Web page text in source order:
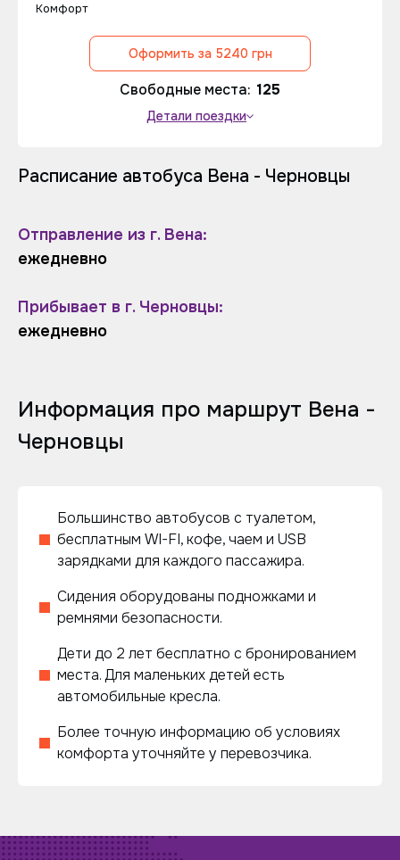
Комфорт
Оформить за 5240 грн
Свободные места: 125
Детали поездки
Расписание автобуса Вена - Черновцы
Отправление из г. Вена:
ежедневно
Прибывает в г. Черновцы:
ежедневно
Информация про маршрут Вена -
Черновцы
Большинство автобусов с туалетом,
бесплатным WI-FI, кофе, чаем и USB
зарядками для каждого пассажира.
Сидения оборудованы подножками и
ремнями безопасности.
Дети до 2 лет бесплатно с бронированием
места. Для маленьких детей есть
автомобильные кресла.
Более точную информацию об условиях
комфорта уточняйте у перевозчика.